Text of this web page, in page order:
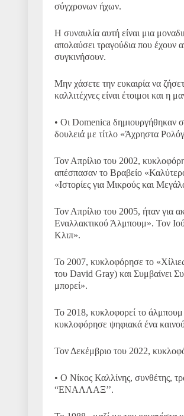
σύγχρονων ήχων.
Η συναυλία αυτή είναι μια
απολαύσει τραγούδια που έχουν
συγκινήσουν.
Μην χάσετε την ευκαιρία να
καλλιτέχνες είναι έτοιμοι και η
• Οι Domenica δημιουργήθηκαν
δουλειά με τίτλο «Άχρηστα
Τον Απρίλιο του 2002,
απέσπασαν το Βραβείο
«Ιστορίες για Μικρούς και
Τον Απρίλιο του 2005, ήταν για
Εναλλακτικού Άλμπουμ». Τον
Κλιπ».
Το 2007, κυκλοφόρησε το
του David Gray) και Συμβαίνει
μπορεί».
Το 2018, κυκλοφορεί το
κυκλοφόρησε ψηφιακά ένα
Τον Δεκέμβριο του 2022,
• Ο Νίκος Καλλίνης, συνθέτης,
“ΕΝΑΛΛΑΞ’’.